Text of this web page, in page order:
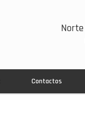
Norte
Contactos